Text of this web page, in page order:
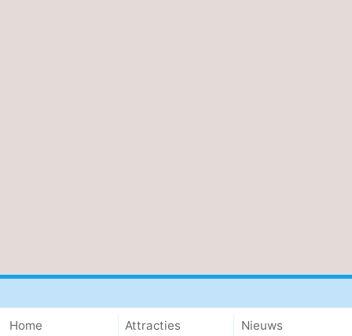
Home
Attracties
Nieuws